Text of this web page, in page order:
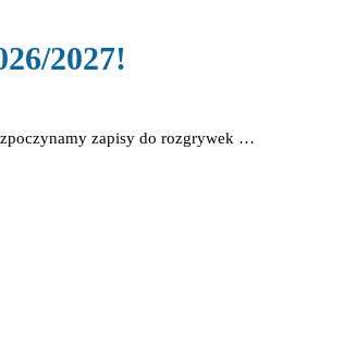
2027!
zapisy do rozgrywek …